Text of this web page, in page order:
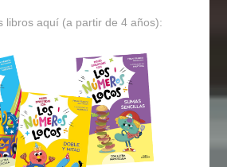
libros aquí (a partir de 4 años):